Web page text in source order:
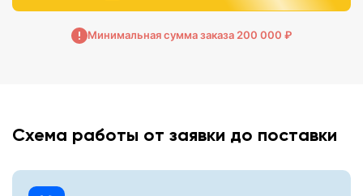
Минимальная сумма заказа 200 000 ₽
Схема работы от заявки до поставки